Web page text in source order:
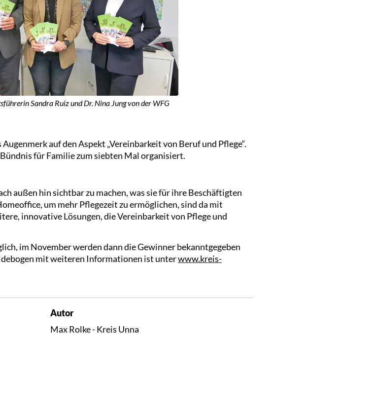
Sandra Ruiz und Dr. Nina Jung von der WFG
auf den Aspekt „Vereinbarkeit von Beruf und Pflege“.
für Familie zum siebten Mal organisiert.
außen hin sichtbar zu machen, was sie für ihre Beschäftigten
um mehr Pflegezeit zu ermöglichen, sind da mit
innovative Lösungen, die Vereinbarkeit von Pflege und
im November werden dann die Gewinner bekanntgegeben
mit weiteren Informationen ist unterwww.kreis-
Autor
Max Rolke - Kreis Unna